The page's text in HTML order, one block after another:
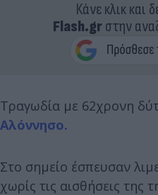
Κάνε κλικ και
Flash.grστην
Tραγωδία με 62χρονη
Αλόννησο.
Στο σημείο έσπευσαν
χωρίς τις αισθήσεις